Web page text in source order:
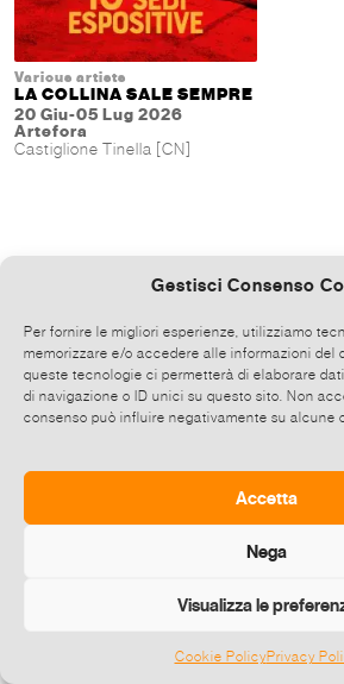
Gestisci Consenso
Per fornire le migliori esperienze, utilizziamo
memorizzare e/o accedere alle informazioni del
queste tecnologie ci permetterà di elaborare
di navigazione o ID unici su questo sito. Non
consenso può influire negativamente su alcune
Accetta
Nega
Visualizza le
Cookie PolicyPrivacy
Various artists
LA COLLINA SALE SEMPRE
20 Giu-05 Lug 2026
Artefora
Castiglione Tinella [CN]
©2026 E-zine